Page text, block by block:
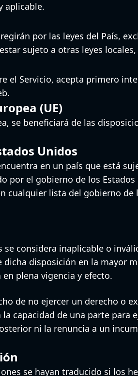
aplicable.
por las leyes del País,
sujeto a otras leyes
el Servicio, acepta primero
(UE)
se beneficiará de las
Unidos
en un país que está
por el gobierno de los
cualquier lista del gobierno
se considera inaplicable o
disposición en la mayor
plena vigencia y efecto.
de no ejercer un derecho o
capacidad de una parte para
ni la renuncia a un
se hayan traducido si los